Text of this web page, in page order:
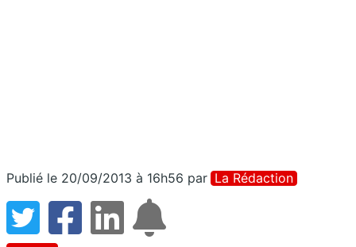
Publié le 20/09/2013 à 16h56 par La Rédaction